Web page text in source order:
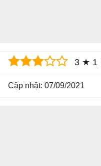
3 ★ 1
Cập nhật: 07/09/2021